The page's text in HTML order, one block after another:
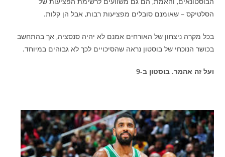
הסלטיקס – שאומנם סובלים מפציעות רבות, אבל הן קלות.
בכל מקרה ניצחון של האורחים אמנם לא יהיה סנסציה, אך בהתחשב
בכושר הנוכחי של בוסטון נראה שהסיכויים לכך לא גבוהים במיוחד.
ועל זה אהמר. בוסטון ב-9